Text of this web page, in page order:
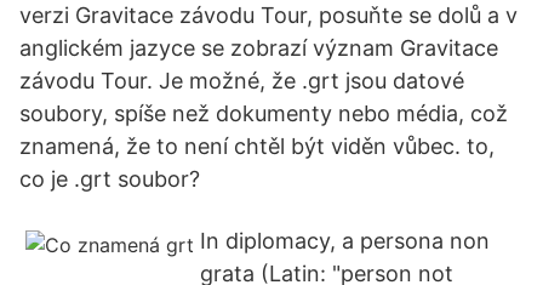
verzi Gravitace závodu Tour, posuňte se dolů a v
anglickém jazyce se zobrazí význam Gravitace
závodu Tour. Je možné, že .grt jsou datové
soubory, spíše než dokumenty nebo média, což
znamená, že to není chtěl být viděn vůbec. to,
co je .grt soubor?
In diplomacy, a persona non
grata (Latin: "person not